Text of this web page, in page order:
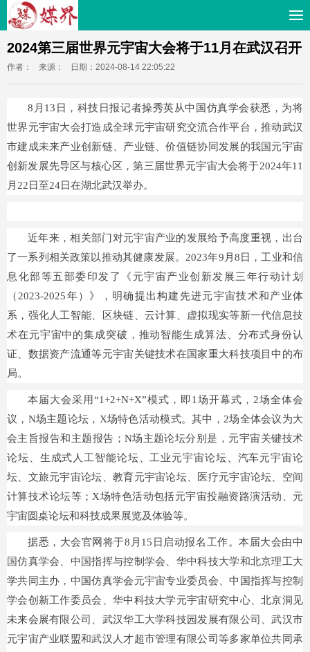
2024第三届世界元宇宙大会将于11月在武汉召开
作者： 来源： 日期：2024-08-14 22:05:22
8月13日，科技日报记者操秀英从中国仿真学会获悉，为将
世界元宇宙大会打造成全球元宇宙研究交流合作平台，推动武汉
市建成未来产业创新链、产业链、价值链协同发展的我国元宇宙
创新发展先导区与核心区，第三届世界元宇宙大会将于2024年11
月22日至24日在湖北武汉举办。
近年来，相关部门对元宇宙产业的发展给予高度重视，出台
了一系列相关政策以推动其健康发展。2023年9月8日，工业和信
息化部等五部委印发了《元宇宙产业创新发展三年行动计划
（2023-2025年）》，明确提出构建先进元宇宙技术和产业体
系，强化人工智能、区块链、云计算、虚拟现实等新一代信息技
术在元宇宙中的集成突破，推动智能生成算法、分布式身份认
证、数据资产流通等元宇宙关键技术在国家重大科技项目中的布
局。
本届大会采用“1+2+N+X”模式，即1场开幕式，2场全体会
议，N场主题论坛，X场特色活动模式。其中，2场全体会议为大
会主旨报告和主题报告；N场主题论坛分别是，元宇宙关键技术
论坛、生成式人工智能论坛、工业元宇宙论坛、汽车元宇宙论
坛、文旅元宇宙论坛、教育元宇宙论坛、医疗元宇宙论坛、空间
计算技术论坛等；X场特色活动包括元宇宙投融资路演活动、元
宇宙圆桌论坛和科技成果展览及体验等。
据悉，大会官网将于8月15日启动报名工作。本届大会由中
国仿真学会、中国指挥与控制学会、华中科技大学和北京理工大
学共同主办，中国仿真学会元宇宙专业委员会、中国指挥与控制
学会创新工作委员会、华中科技大学元宇宙研究中心、北京洞见
未来会展有限公司、武汉华工大学科技园发展有限公司、武汉市
元宇宙产业联盟和武汉人才超市管理有限公司等多家单位共同承